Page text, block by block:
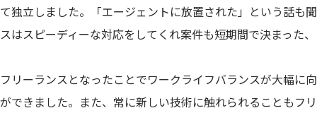
て独立しました。「エージェントに放置された」という話も
スはスピーディーな対応をしてくれ案件も短期間で決まった
フリーランスとなったことでワークライフバランスが大幅に
ができました。また、常に新しい技術に触れられることもフ